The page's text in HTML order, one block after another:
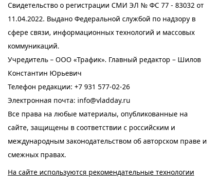
Свидетельство о регистрации СМИ ЭЛ № ФС 77 - 83032 от
11.04.2022. Выдано Федеральной службой по надзору в
сфере связи, информационных технологий и массовых
коммуникаций.
Учредитель – ООО «Трафик». Главный редактор – Шилов
Константин Юрьевич
Телефон редакции: +7 931 577-02-26
Электронная почта: info@vladday.ru
Все права на любые материалы, опубликованные на
сайте, защищены в соответствии с российским и
международным законодательством об авторском праве и
смежных правах.
На сайте используются рекомендательные технологии